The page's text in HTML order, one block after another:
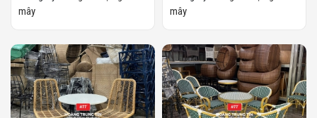
mây
mây